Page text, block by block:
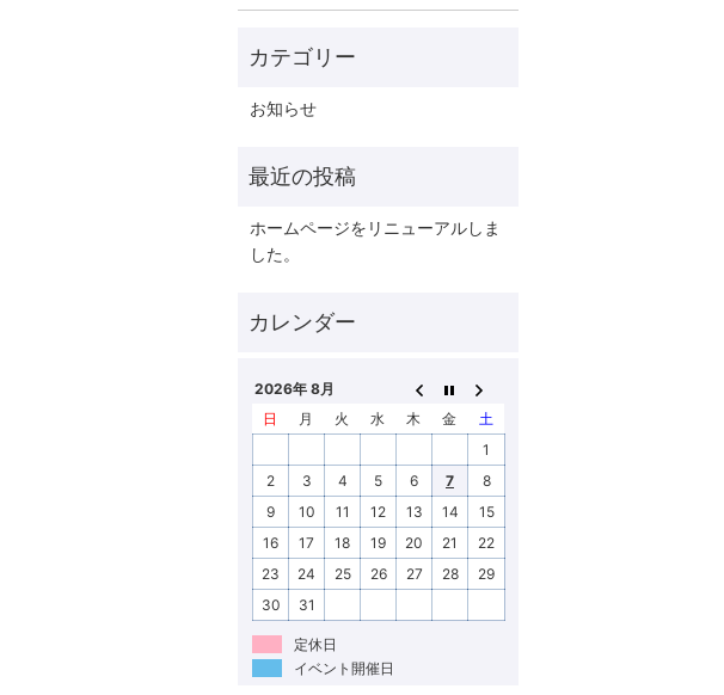
お知らせ
ホームページをリニューアルしま
した。
2026年 8月
日
月 火 水 木 金
土
1
2
3 4 5 6 7
8
9
10 11 12 13 14
15
16
17 18 19 20 21
22
23
24 25 26 27 28
29
30
31
定休日
イベント開催日